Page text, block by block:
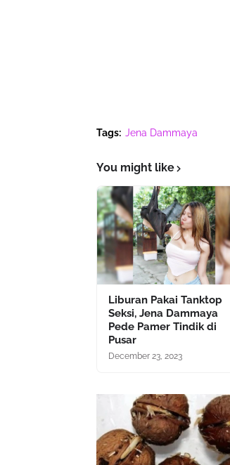
Tags: Jena Dammaya
You might like
Liburan Pakai Tanktop
Seksi, Jena Dammaya
Pede Pamer Tindik di
Pusar
December 23, 2023